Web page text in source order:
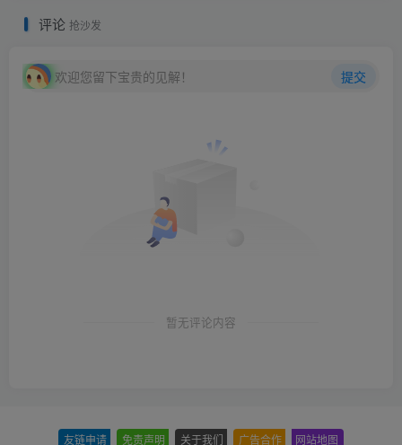
评论 抢沙发
欢迎您留下宝贵的见解！ 提交
暂无评论内容
友链申请 免责声明 关于我们 广告合作 网站地图